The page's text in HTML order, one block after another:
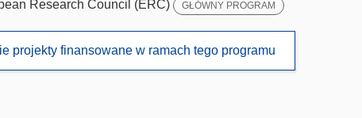
Research Council (ERC) GŁÓWNY PROGRAM
projekty finansowane w ramach tego programu